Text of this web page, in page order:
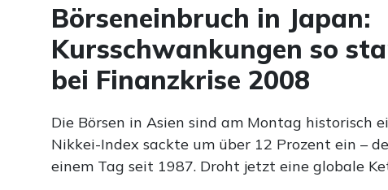
Börseneinbruch in Japan:
Kursschwankungen so
bei Finanzkrise 2008
Die Börsen in Asien sind am Montag historisch
Nikkei-Index sackte um über 12 Prozent ein –
einem Tag seit 1987. Droht jetzt eine globale